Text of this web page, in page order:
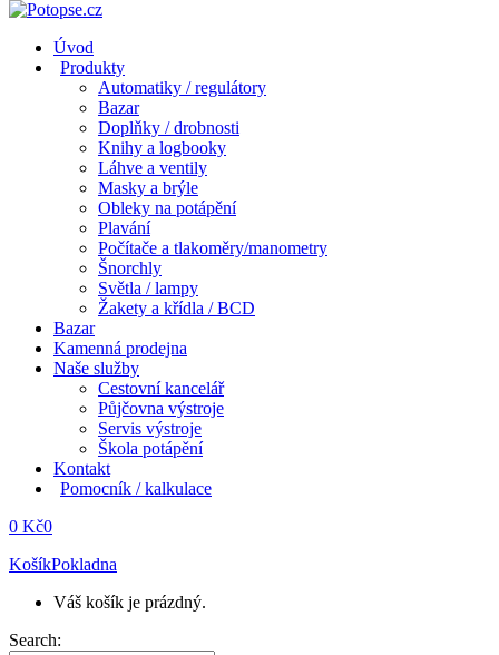
Úvod
Produkty
Automatiky / regulátory
Bazar
Doplňky / drobnosti
Knihy a logbooky
Láhve a ventily
Masky a brýle
Obleky na potápění
Plavání
Počítače a tlakoměry/manometry
Šnorchly
Světla / lampy
Žakety a křídla / BCD
Bazar
Kamenná prodejna
Naše služby
Cestovní kancelář
Půjčovna výstroje
Servis výstroje
Škola potápění
Kontakt
Pomocník / kalkulace
0 Kč0
KošíkPokladna
Váš košík je prázdný.
Search: